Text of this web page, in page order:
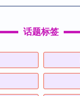
话题标签